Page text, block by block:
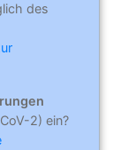
des
2) ein?